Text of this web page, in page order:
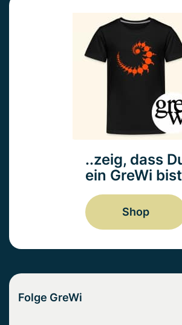
..zeig, dass
ein GreWi
Shop
Folge GreWi